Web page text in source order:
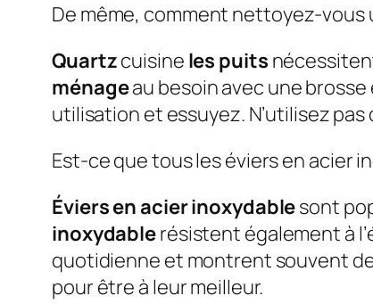
De même, comment nettoyez-vous
Quartzcuisine les puits
ménageau besoin avec une brosse
utilisation et essuyez. N’utilisez pas
Est-ce que tous les éviers en acier
Éviers en acier inoxydablesont
inoxydablerésistent également à
quotidienne et montrent souvent
pour être à leur meilleur.